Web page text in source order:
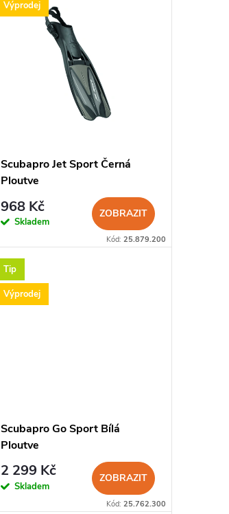
Výprodej
Scubapro Jet Sport Černá
Ploutve
968 Kč
Skladem
ZOBRAZIT
Kód: 25.879.200
Tip
Výprodej
Scubapro Go Sport Bílá
Ploutve
2 299 Kč
Skladem
ZOBRAZIT
Kód: 25.762.300